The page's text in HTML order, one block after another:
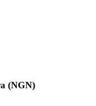
(NGN)